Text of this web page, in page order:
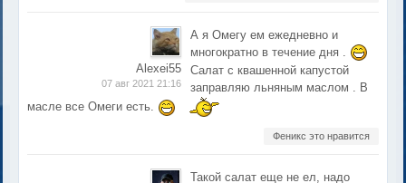
Alexei55
07 авг 2021 21:16
А я Омегу ем ежедневно и
многократно в течение дня .
Салат с квашенной капустой
заправляю льняным маслом . В
масле все Омеги есть.
Феникс это нравится
Такой салат еще не ел, надо